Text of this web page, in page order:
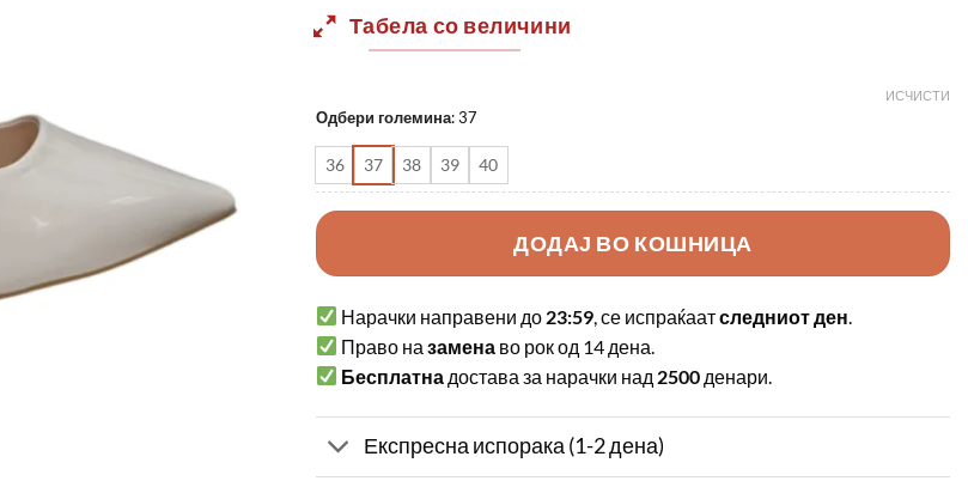
Табела со величини
Одбери големина:37
36 37 38 39 40
ИСЧИСТИ
ДОДАЈ ВО КОШНИЦА
Нарачки направени до 23:59 , се испраќаатследниот ден
Право назамена во рок од 14 дена.
Бесплатна достава за нарачки над 2500 денари.
Експресна испорака (1-2 дена)